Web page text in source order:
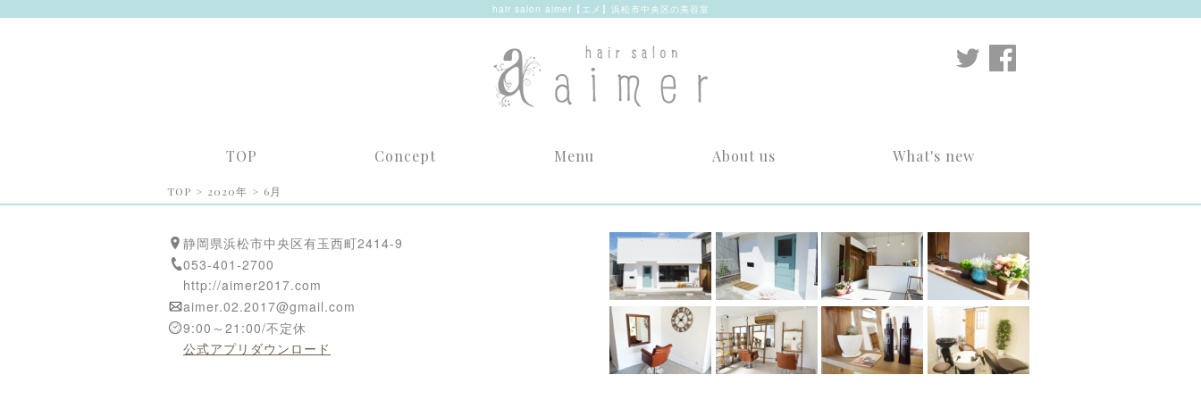
hair salon aimer【エメ】浜松市中央区の美容室
TOP Concept Menu About us What's new
TOP > 2020年 > 6月
静岡県浜松市中央区有玉西町2414-9
053-401-2700
http://aimer2017.com
aimer.02.2017@gmail.com
9:00～21:00/不定休
公式アプリダウンロード